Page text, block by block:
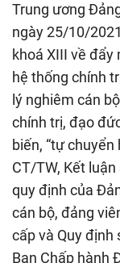
Trung ương
ngày 25/10/
khoá XIII về
hệ thống chính
lý nghiêm cán
chính trị, đạo
biến, “tự
CT/TW, Kết
quy định của
cán bộ, đảng
cấp và Quy
Ban Chấp hành